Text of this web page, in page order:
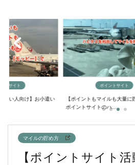
トサイト
しい人向け】お小遣い
ポイントサイト
【ポイントもマイルも大量に
ポイントサイトのハ...
マイルの貯め方
【ポイントサイト